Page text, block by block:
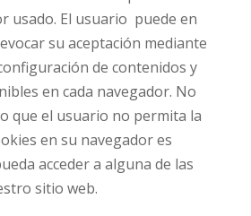
usado. El usuario puede en
su aceptación mediante
de contenidos y
en cada navegador. No
que el usuario no permita la
en su navegador es
acceder a alguna de las
sitio web.